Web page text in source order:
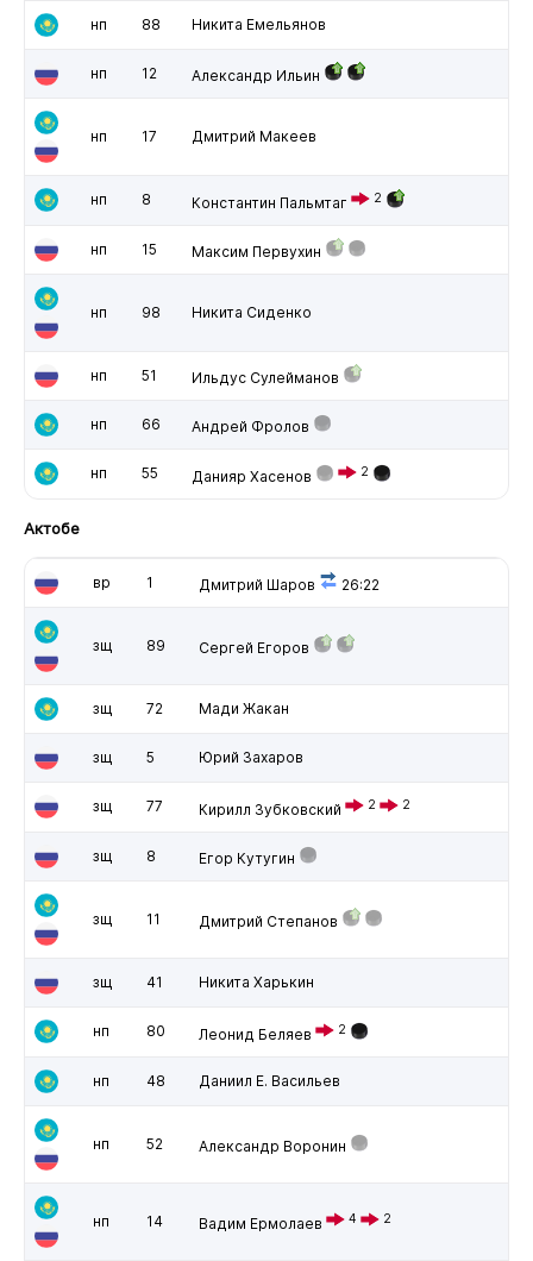
нп 88 Никита Емельянов
нп 12 Александр Ильин
нп 17 Дмитрий Макеев
нп 8 Константин Пальмтаг 2
нп 15 Максим Первухин
нп 98 Никита Сиденко
нп 51 Ильдус Сулейманов
нп 66 Андрей Фролов
нп 55 Данияр Хасенов 2
Актобе
вр 1 Дмитрий Шаров 26:22
зщ 89 Сергей Егоров
зщ 72 Мади Жакан
зщ 5 Юрий Захаров
зщ 77 Кирилл Зубковский 2 2
зщ 8 Егор Кутугин
зщ 11 Дмитрий Степанов
зщ 41 Никита Харькин
нп 80 Леонид Беляев 2
нп 48 Даниил Е. Васильев
нп 52 Александр Воронин
нп 14 Вадим Ермолаев 4 2